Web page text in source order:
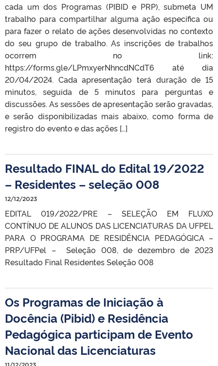
cada um dos Programas (PIBID e PRP), submeta UM
trabalho para compartilhar alguma ação específica ou
para fazer o relato de ações desenvolvidas no contexto
do seu grupo de trabalho. As inscrições de trabalhos
ocorrem no link:
https://forms.gle/LPmxyerNhncdNCdT6 até dia
20/04/2024. Cada apresentação terá duração de 15
minutos, seguida de 5 minutos para perguntas e
discussões. As sessões de apresentação serão gravadas,
e serão disponibilizadas mais abaixo, como forma de
registro do evento e das ações […]
Resultado FINAL do Edital 19/2022
– Residentes – seleção 008
12/12/2023
EDITAL 019/2022/PRE – SELEÇÃO EM FLUXO
CONTÍNUO DE ALUNOS DAS LICENCIATURAS DA UFPEL
PARA O PROGRAMA DE RESIDÊNCIA PEDAGÓGICA –
PRP/UFPel – Seleção 008, de dezembro de 2023
Resultado Final Residentes Seleção 008
Os Programas de Iniciação à
Docência (Pibid) e Residência
Pedagógica participam de Evento
Nacional das Licenciaturas